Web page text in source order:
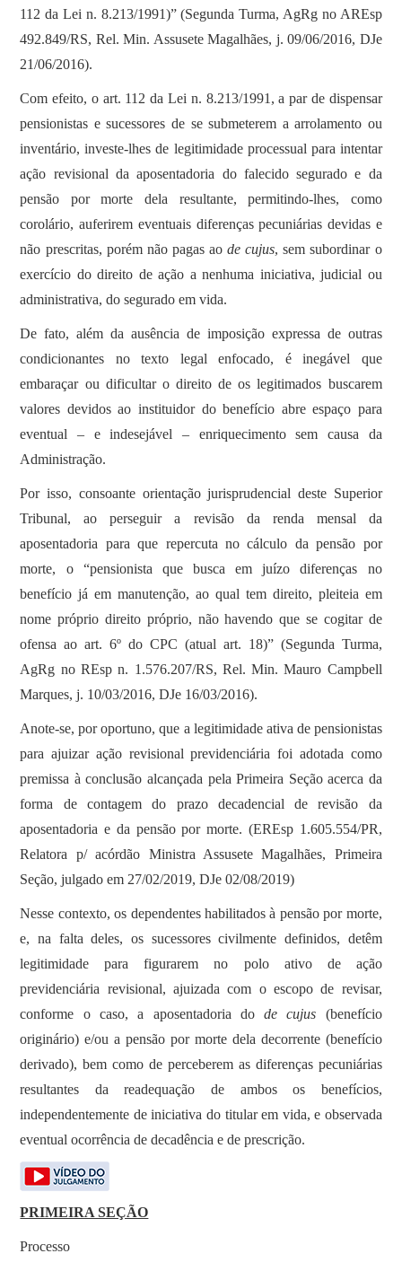
112 da Lei n. 8.213/1991)” (Segunda Turma, AgRg no AREsp
492.849/RS, Rel. Min. Assusete Magalhães, j. 09/06/2016, DJe
21/06/2016).
Com efeito, o art. 112 da Lei n. 8.213/1991, a par de dispensar
pensionistas e sucessores de se submeterem a arrolamento ou
inventário, investe-lhes de legitimidade processual para intentar
ação revisional da aposentadoria do falecido segurado e da
pensão por morte dela resultante, permitindo-lhes, como
corolário, auferirem eventuais diferenças pecuniárias devidas e
não prescritas, porém não pagas aode cujus, sem subordinar o
exercício do direito de ação a nenhuma iniciativa, judicial ou
administrativa, do segurado em vida.
De fato, além da ausência de imposição expressa de outras
condicionantes no texto legal enfocado, é inegável que
embaraçar ou dificultar o direito de os legitimados buscarem
valores devidos ao instituidor do benefício abre espaço para
eventual – e indesejável – enriquecimento sem causa da
Administração.
Por isso, consoante orientação jurisprudencial deste Superior
Tribunal, ao perseguir a revisão da renda mensal da
aposentadoria para que repercuta no cálculo da pensão por
morte, o “pensionista que busca em juízo diferenças no
benefício já em manutenção, ao qual tem direito, pleiteia em
nome próprio direito próprio, não havendo que se cogitar de
ofensa ao art. 6º do CPC (atual art. 18)” (Segunda Turma,
AgRg no REsp n. 1.576.207/RS, Rel. Min. Mauro Campbell
Marques, j. 10/03/2016, DJe 16/03/2016).
Anote-se, por oportuno, que a legitimidade ativa de pensionistas
para ajuizar ação revisional previdenciária foi adotada como
premissa à conclusão alcançada pela Primeira Seção acerca da
forma de contagem do prazo decadencial de revisão da
aposentadoria e da pensão por morte. (EREsp 1.605.554/PR,
Relatora p/ acórdão Ministra Assusete Magalhães, Primeira
Seção, julgado em 27/02/2019, DJe 02/08/2019)
Nesse contexto, os dependentes habilitados à pensão por morte,
e, na falta deles, os sucessores civilmente definidos, detêm
legitimidade para figurarem no polo ativo de ação
previdenciária revisional, ajuizada com o escopo de revisar,
conforme o caso, a aposentadoria dode cujus (benefício
originário) e/ou a pensão por morte dela decorrente (benefício
derivado), bem como de perceberem as diferenças pecuniárias
resultantes da readequação de ambos os benefícios,
independentemente de iniciativa do titular em vida, e observada
eventual ocorrência de decadência e de prescrição.
PRIMEIRA SEÇÃO
Processo